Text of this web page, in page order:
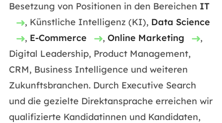
Besetzung von Positionen in den Bereichen IT
, Künstliche Intelligenz (KI), Data Science
, E-Commerce , Online Marketing
,
Digital Leadership, Product Management,
CRM, Business Intelligence und weiteren
Zukunftsbranchen. Durch Executive Search
und die gezielte Direktansprache erreichen wir
qualifizierte Kandidatinnen und Kandidaten,